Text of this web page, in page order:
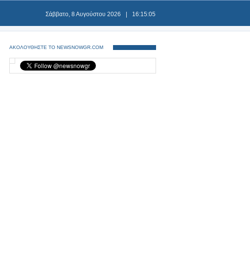
Σάββατο, 8 Αυγούστου 2026 16:15:05
ΑΚΟΛΟΥΘΗΣΤΕ ΤΟ NEWSNOWGR.COM